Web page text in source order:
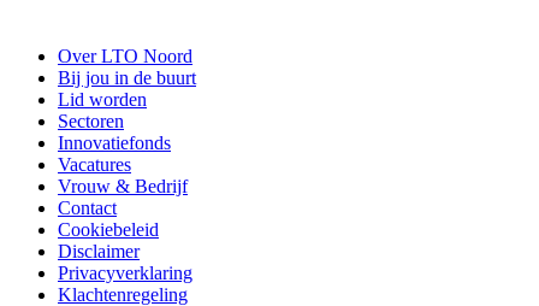
Over LTO Noord
Bij jou in de buurt
Lid worden
Sectoren
Innovatiefonds
Vacatures
Vrouw & Bedrijf
Contact
Cookiebeleid
Disclaimer
Privacyverklaring
Klachtenregeling